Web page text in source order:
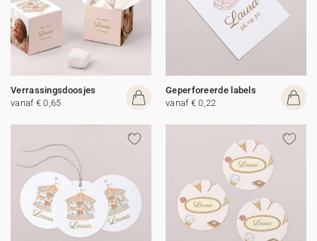
Verrassingsdoosjes
vanaf € 0,65
Geperforeerde labels
vanaf € 0,22